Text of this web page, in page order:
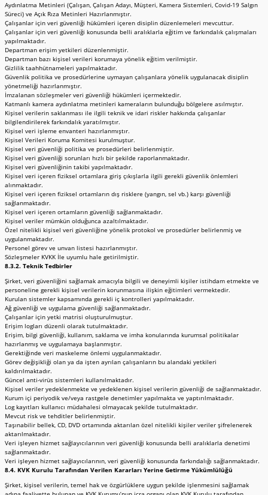
Aydınlatma Metinleri (Çalışan, Çalışan Adayı, Müşteri, Kamera Sistemleri, Covid-19 Salgın
Süreci) ve Açık Rıza Metinleri Hazırlanmıştır.
Çalışanlar için veri güvenliği hükümleri içeren disiplin düzenlemeleri mevcuttur.
Çalışanlar için veri güvenliği konusunda belli aralıklarla eğitim ve farkındalık çalışmaları
yapılmaktadır.
Departman erişim yetkileri düzenlenmiştir.
Departman bazı kişisel verileri korumaya yönelik eğitim verilmiştir.
Gizlilik taahhütnameleri yapılmaktadır.
Güvenlik politika ve prosedürlerine uymayan çalışanlara yönelik uygulanacak disiplin
yönetmeliği hazırlanmıştır.
İmzalanan sözleşmeler veri güvenliği hükümleri içermektedir.
Katmanlı kamera aydınlatma metinleri kameraların bulunduğu bölgelere asılmıştır.
Kişisel verilerin saklanması ile ilgili teknik ve idari riskler hakkında çalışanlar
bilgilendirilerek farkındalık yaratılmıştır.
Kişisel veri işleme envanteri hazırlanmıştır.
Kişisel Verileri Koruma Komitesi kurulmuştur.
Kişisel veri güvenliği politika ve prosedürleri belirlenmiştir.
Kişisel veri güvenliği sorunları hızlı bir şekilde raporlanmaktadır.
Kişisel veri güvenliğinin takibi yapılmaktadır.
Kişisel veri içeren fiziksel ortamlara giriş çıkışlarla ilgili gerekli güvenlik önlemleri
alınmaktadır.
Kişisel veri içeren fiziksel ortamların dış risklere (yangın, sel vb.) karşı güvenliği
sağlanmaktadır.
Kişisel veri içeren ortamların güvenliği sağlanmaktadır.
Kişisel veriler mümkün olduğunca azaltılmaktadır.
Özel nitelikli kişisel veri güvenliğine yönelik protokol ve prosedürler belirlenmiş ve
uygulanmaktadır.
Personel görev ve unvan listesi hazırlanmıştır.
Sözleşmeler KVKK İle uyumlu hale getirilmiştir.
8.3.2. Teknik Tedbirler
Şirket, veri güvenliğini sağlamak amacıyla bilgili ve deneyimli kişiler istihdam etmekte ve
personeline gerekli kişisel verilerin korunmasına ilişkin eğitimleri vermektedir.
Kurulan sistemler kapsamında gerekli iç kontrolleri yapılmaktadır.
Ağ güvenliği ve uygulama güvenliği sağlanmaktadır.
Çalışanlar için yetki matrisi oluşturulmuştur.
Erişim logları düzenli olarak tutulmaktadır.
Erişim, bilgi güvenliği, kullanım, saklama ve imha konularında kurumsal politikalar
hazırlanmış ve uygulamaya başlanmıştır.
Gerektiğinde veri maskeleme önlemi uygulanmaktadır.
Görev değişikliği olan ya da işten ayrılan çalışanların bu alandaki yetkileri
kaldırılmaktadır.
Güncel anti-virüs sistemleri kullanılmaktadır.
Kişisel veriler yedeklenmekte ve yedeklenen kişisel verilerin güvenliği de sağlanmaktadır.
Kurum içi periyodik ve/veya rastgele denetimler yapılmakta ve yaptırılmaktadır.
Log kayıtları kullanıcı müdahalesi olmayacak şekilde tutulmaktadır.
Mevcut risk ve tehditler belirlenmiştir.
Taşınabilir bellek, CD, DVD ortamında aktarılan özel nitelikli kişiler veriler şifrelenerek
aktarılmaktadır.
Veri işleyen hizmet sağlayıcılarının veri güvenliği konusunda belli aralıklarla denetimi
sağlanmaktadır.
Veri işleyen hizmet sağlayıcılarının, veri güvenliği konusunda farkındalığı sağlanmaktadır.
8.4. KVK Kurulu Tarafından Verilen Kararları Yerine Getirme Yükümlülüğü
Şirket, kişisel verilerin, temel hak ve özgürlüklere uygun şekilde işlenmesini sağlamak